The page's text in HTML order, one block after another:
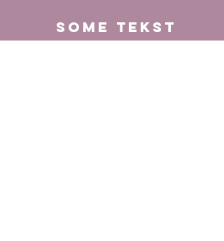
Some tekst